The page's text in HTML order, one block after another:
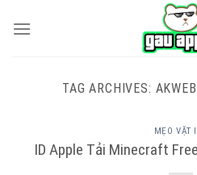
TAG ARCHIVES:
MẸO VẶT
ID Apple Tải Minecraft